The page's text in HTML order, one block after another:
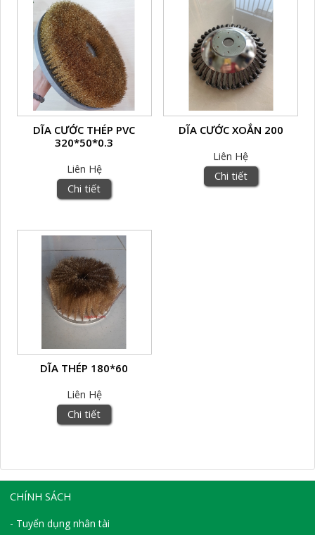
DĨA CƯỚC THÉP PVC
320*50*0.3
Liên Hệ
Chi tiết
DĨA CƯỚC XOẮN 200
Liên Hệ
Chi tiết
DĨA THÉP 180*60
Liên Hệ
Chi tiết
CHÍNH SÁCH
- Tuyển dụng nhân tài